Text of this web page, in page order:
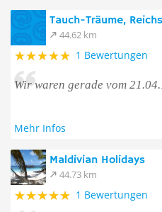
Tauch-Träume,
44.62 km
1 Bewertungen
Wir waren gerade vom
Mehr Infos
Maldivian Holidays
44.73 km
1 Bewertungen